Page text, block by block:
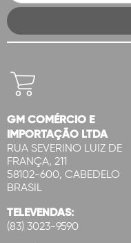
GM COMÉRCIO E
IMPORTAÇÃO LTDA
RUA SEVERINO LUIZ DE
FRANÇA, 211
58102-600, CABEDELO
BRASIL
TELEVENDAS:
(83) 3023-9590